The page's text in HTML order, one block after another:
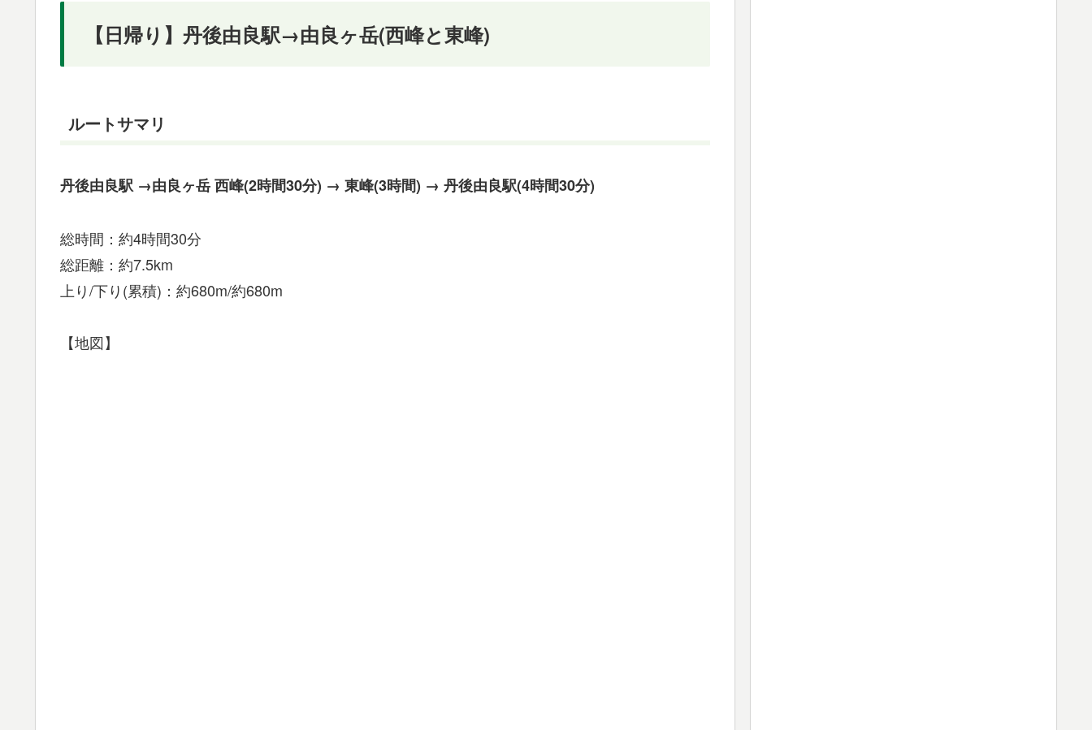
【日帰り】丹後由良駅→由良ヶ岳(西峰と東峰)
ルートサマリ
丹後由良駅 →由良ヶ岳 西峰(2時間30分) → 東峰(3時間) → 丹後由良駅(4時間30分)
総時間：約4時間30分
総距離：約7.5km
上り/下り(累積)：約680m/約680m
【地図】